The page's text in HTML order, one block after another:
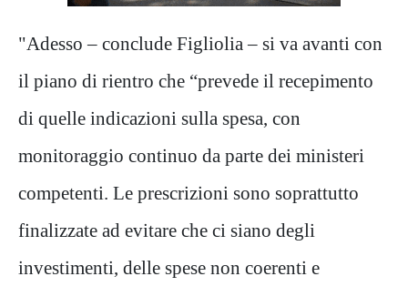
"Adesso – conclude Figliolia – si va avanti con
il piano di rientro che “prevede il recepimento
di quelle indicazioni sulla spesa, con
monitoraggio continuo da parte dei ministeri
competenti. Le prescrizioni sono soprattutto
finalizzate ad evitare che ci siano degli
investimenti, delle spese non coerenti e